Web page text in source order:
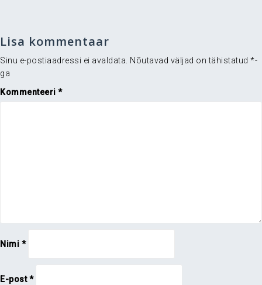
Lisa kommentaar
Sinu e-postiaadressi ei avaldata. Nõutavad väljad on tähistatud *-
ga
Kommenteeri *
Nimi *
E-post*